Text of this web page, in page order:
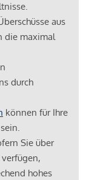
aus
die maximal
durch
können für Ihre
Sie über
hohes